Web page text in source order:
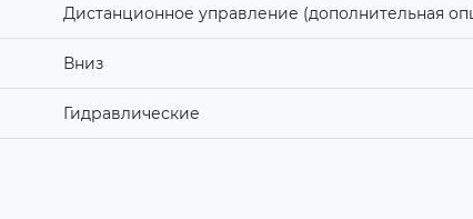
Дистанционное управление (дополнительная
Вниз
Гидравлические